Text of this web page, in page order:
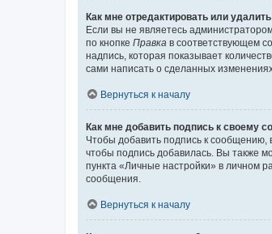
Как мне отредактировать или
Если вы не являетесь
по кнопке Правка в соответствующем
надпись, которая показывает
сами написать о сделанных
Вернуться к началу
Как мне добавить подпись к своему
Чтобы добавить подпись к сообщению,
чтобы подпись добавилась. Вы также
пункта «Личные настройки» в личном
сообщения.
Вернуться к началу